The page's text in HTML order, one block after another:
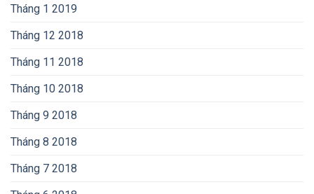
Tháng 1 2019
Tháng 12 2018
Tháng 11 2018
Tháng 10 2018
Tháng 9 2018
Tháng 8 2018
Tháng 7 2018